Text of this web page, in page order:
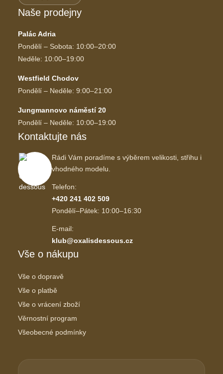
Naše prodejny
Palác Adria
Pondělí – Sobota: 10:00–20:00
Neděle: 10:00–19:00
Westfield Chodov
Pondělí – Neděle: 9:00–21:00
Jungmannovo náměstí 20
Pondělí – Neděle: 10:00–19:00
Kontaktujte nás
Rádi Vám poradíme s výběrem velikosti, střihu i
vhodného modelu.
Telefon:
+420 241 402 509
Pondělí–Pátek: 10:00–16:30
E-mail:
klub@oxalisdessous.cz
Vše o nákupu
Vše o dopravě
Vše o platbě
Vše o vrácení zboží
Věrnostní program
Všeobecné podmínky